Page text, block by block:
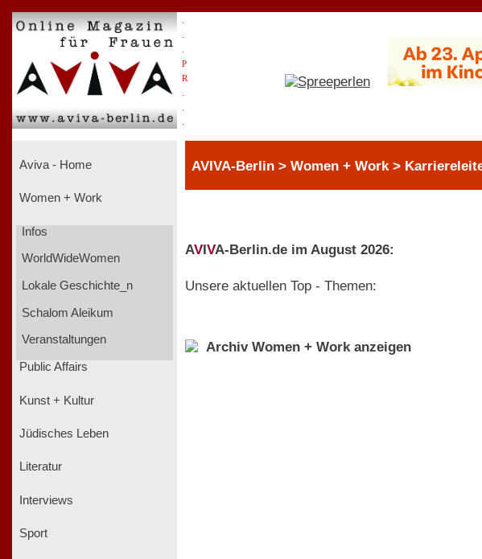
P
R
Aviva - Home
Women + Work
Infos
WorldWideWomen
Lokale Geschichte_n
Schalom Aleikum
Veranstaltungen
Public Affairs
Kunst + Kultur
Jüdisches Leben
Literatur
Interviews
Sport
AVIVA-Berlin > Women + Work >
AVIVA-Berlin.de im August 2026:
Unsere aktuellen Top - Themen:
Archiv Women + Work anzeigen